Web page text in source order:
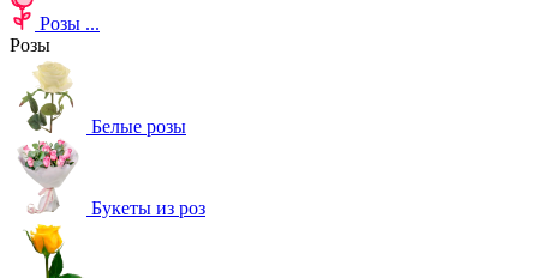
Розы ...
Розы
Белые розы
Букеты из роз